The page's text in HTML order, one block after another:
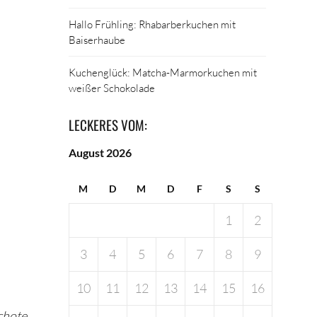
Hallo Frühling: Rhabarberkuchen mit
Baiserhaube
Kuchenglück: Matcha-Marmorkuchen mit
weißer Schokolade
LECKERES VOM:
August 2026
M D M D F S S
1 2
3 4 5 6 7 8 9
10 11 12 13 14 15 16